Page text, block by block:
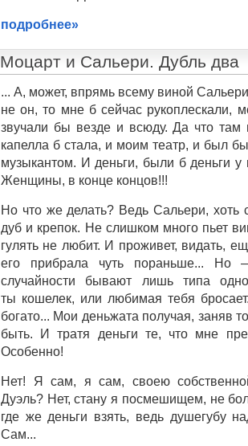
подробнее»
Моцарт и Сальери. Дубль два
... А, может, впрямь всему виной
не он, то мне б сейчас рукоплескали,
звучали бы везде и всюду. Да что там
капелла б стала, и моим театр, и был
музыкантом. И деньги, были б деньги
Женщины, в конце концов!!!
Но что же делать? Ведь Сальери, хоть
дуб и крепок. Не слишком много пьет
гулять не любит. И проживет, видать,
его прибрала чуть пораньше... Но
случайности бывают лишь типа
ты кошелек, или любимая тебя
богато... Мои деньжата получая, заняв
быть. И тратя деньги те, что мне
Особенно!
Нет! Я сам, я сам, своею
Дуэль? Нет, стану я посмешищем, не
где же деньги взять, ведь душегубу
Сам...